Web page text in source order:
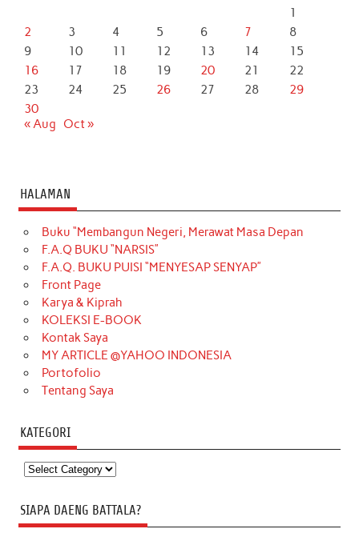
1
2
3 4 5 6 7
8
9
10 11 12 13 14
15
16
17 18 19 20 21
22
23
24 25 26 27 28
29
30
« Aug
Oct »
HALAMAN
Buku “Membangun Negeri, Merawat Masa Depan
F.A.Q BUKU “NARSIS”
F.A.Q. BUKU PUISI “MENYESAP SENYAP”
Front Page
Karya & Kiprah
KOLEKSI E-BOOK
Kontak Saya
MY ARTICLE @YAHOO INDONESIA
Portofolio
Tentang Saya
KATEGORI
Kategori
SIAPA DAENG BATTALA?